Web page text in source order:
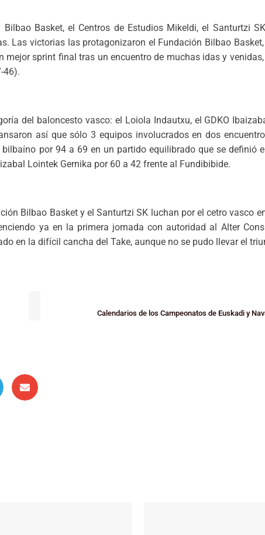
Basket, el Centros de Estudios Mikeldi, el Santurtzi
Las victorias las protagonizaron el Fundación Bilbao
sprint final tras un encuentro de muchas idas y
46).
del baloncesto vasco: el Loiola Indautxu, el GDKO
así que sólo 3 equipos involucrados en dos
por 94 a 69 en un partido equilibrado que se definió
Lointek Gernika por 60 a 42 frente al Fundibibide.
Bilbao Basket y el Santurtzi SK luchan por el cetro vasco
ya en la primera jornada con autoridad al Alter
en la difícil cancha del Take, aunque no se pudo llevar el
Calendarios de los Campeonatos de Euskadi y